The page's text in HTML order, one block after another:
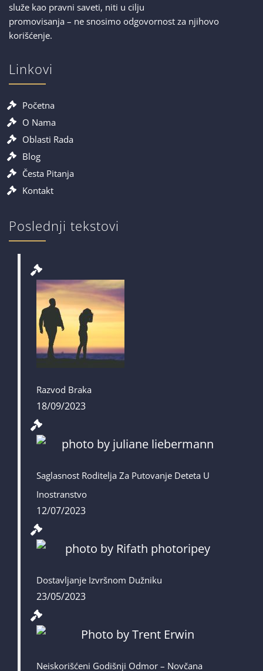
služe kao pravni saveti, niti u cilju
promovisanja – ne snosimo odgovornost za njihovo
korišćenje.
Linkovi
Početna
O Nama
Oblasti Rada
Blog
Česta Pitanja
Kontakt
Poslednji tekstovi
Razvod Braka
18/09/2023
Saglasnost Roditelja Za Putovanje Deteta U
Inostranstvo
12/07/2023
Dostavljanje Izvršnom Dužniku
23/05/2023
Neiskorišćeni Godišnji Odmor – Novčana